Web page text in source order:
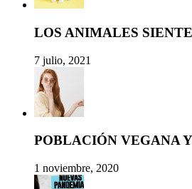
LOS ANIMALES
7 julio, 2021
POBLACIÓN VEGANA
1 noviembre, 2020